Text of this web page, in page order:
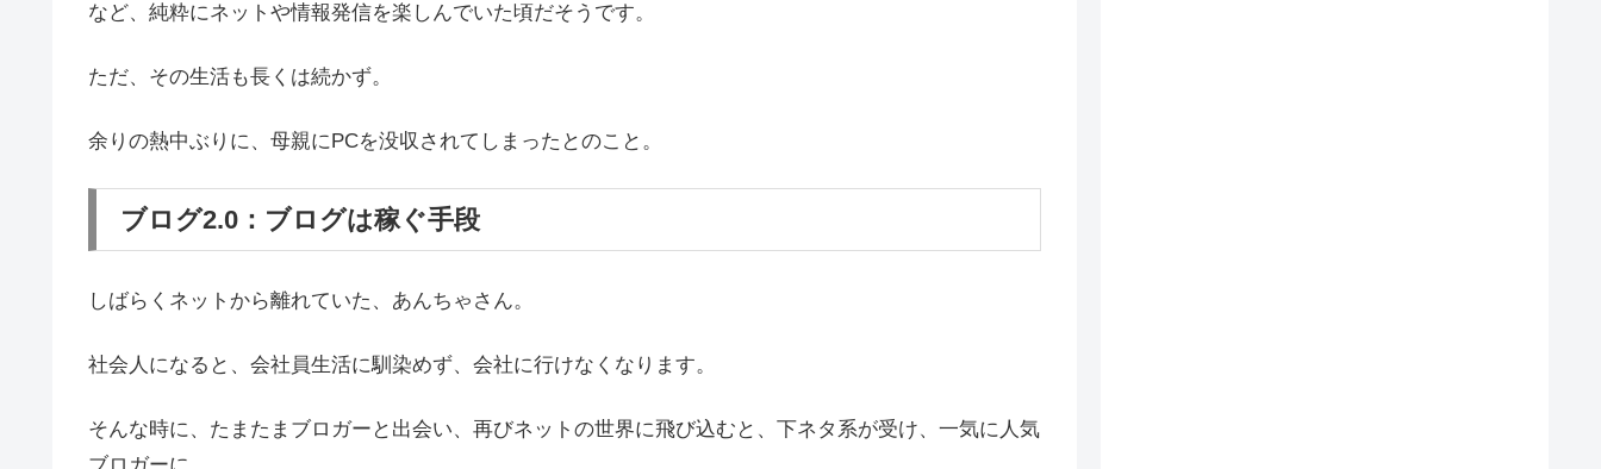
など、純粋にネットや情報発信を楽しんでいた頃だそうです。
ただ、その生活も長くは続かず。
余りの熱中ぶりに、母親にPCを没収されてしまったとのこと。
ブログ2.0：ブログは稼ぐ手段
しばらくネットから離れていた、あんちゃさん。
社会人になると、会社員生活に馴染めず、会社に行けなくなります。
そんな時に、たまたまブロガーと出会い、再びネットの世界に飛び込むと、下ネタ系が受け、一気に人気